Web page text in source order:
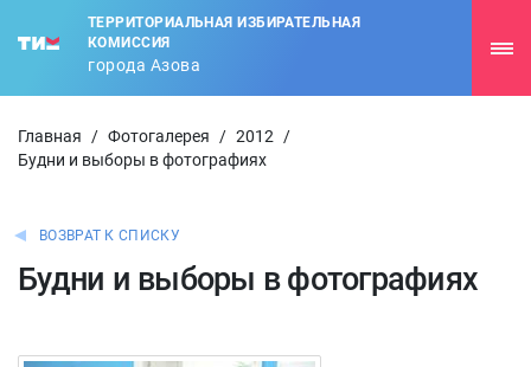
ТЕРРИТОРИАЛЬНАЯ ИЗБИРАТЕЛЬНАЯ
КОМИССИЯ
города Азова
Главная / Фотогалерея / 2012
/
Будни и выборы в фотографиях
ВОЗВРАТ К СПИСКУ
Будни и выборы в фотографиях